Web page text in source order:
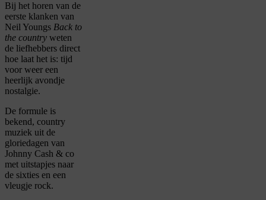
Bij het horen van de
eerste klanken van
Neil Youngs Back to
the country weten
de liefhebbers direct
hoe laat het is: tijd
voor weer een
heerlijk avondje
nostalgie.
De formule is
bekend, country
muziek uit de
gloriedagen van
Johnny Cash & co
met uitstapjes naar
de sixties en een
vleugje rock.